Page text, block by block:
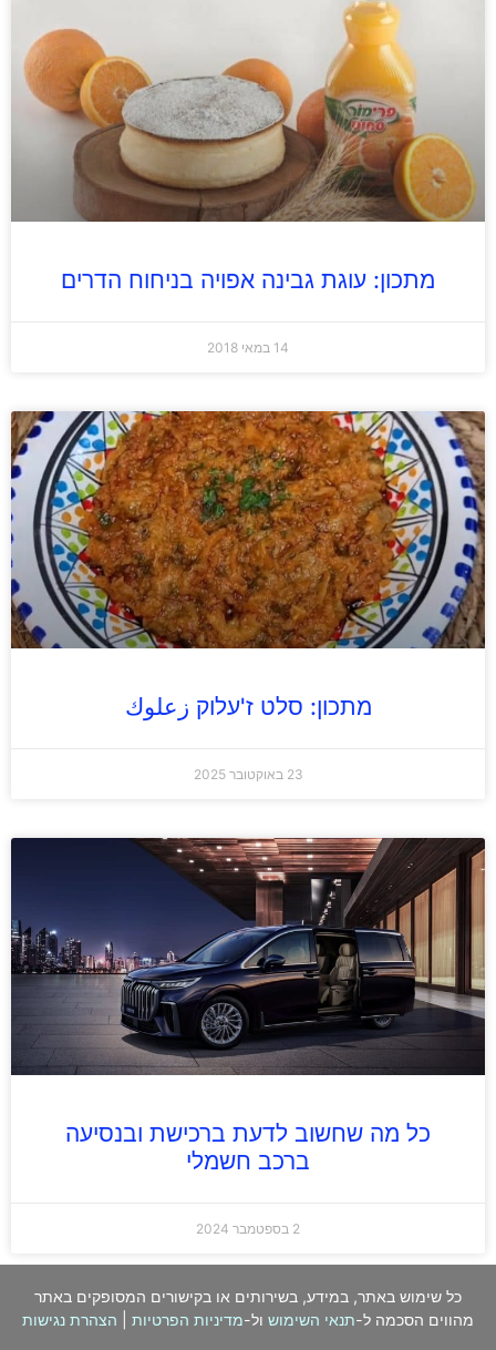
מתכון: עוגת גבינה אפויה בניחוח הדרים
14 במאי 2018
מתכון: סלט ז'עלוק زعلوك
23 באוקטובר 2025
כל מה שחשוב לדעת ברכישת ובנסיעה
ברכב חשמלי
2 בספטמבר 2024
כל שימוש באתר, במידע, בשירותים או בקישורים המסופקים באתר
מהווים הסכמה ל-תנאי השימוש ול-מדיניות הפרטיות הצהרת נגישות